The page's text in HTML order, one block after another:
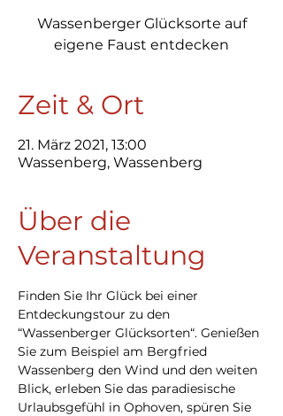
Wassenberger Glücksorte auf
eigene Faust entdecken
Zeit & Ort
21. März 2021, 13:00
Wassenberg, Wassenberg
Über die
Veranstaltung
Finden Sie Ihr Glück bei einer
Entdeckungstour zu den
“Wassenberger Glücksorten“. Genießen
Sie zum Beispiel am Bergfried
Wassenberg den Wind und den weiten
Blick, erleben Sie das paradiesische
Urlaubsgefühl in Ophoven, spüren Sie